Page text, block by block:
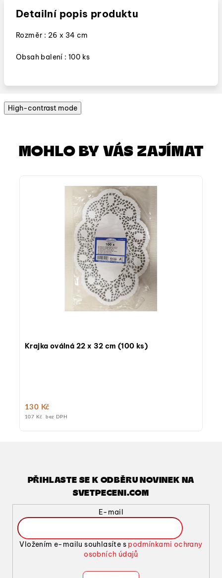
Detailní popis produktu
Rozměr : 26 x 34 cm
Obsah balení : 100 ks
High-contrast mode
MOHLO BY VÁS ZAJÍMAT
Krajka oválná 22 x 32 cm (100 ks)
107 Kč bez DPH
130 Kč
PŘIHLASTE SE K ODBĚRU NOVINEK NA
SVETPECENI.COM
E-mail
Vložením e-mailu souhlasíte s podmínkami ochrany
osobních údajů